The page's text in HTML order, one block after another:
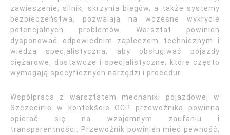
zawieszenie, silnik, skrzynia biegów, a także systemy
bezpieczeństwa, pozwalają na wczesne wykrycie
potencjalnych problemów. Warsztat powinien
dysponować odpowiednim zapleczem technicznym i
wiedzą specjalistyczną, aby obsługiwać pojazdy
ciężarowe, dostawcze i specjalistyczne, które często
wymagają specyficznych narzędzi i procedur.
Współpraca z warsztatem mechaniki pojazdowej w
Szczecinie w kontekście OCP przewoźnika powinna
opierać się na wzajemnym zaufaniu i
transparentności. Przewoźnik powinien mieć pewność,